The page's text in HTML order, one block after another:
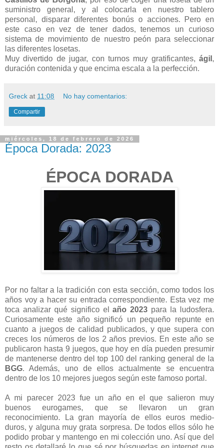
suministro general, y al colocarla en nuestro tablero
personal, disparar diferentes bonús o acciones. Pero en
este caso en vez de tener dados, tenemos un curioso
sistema de movimiento de nuestro peón para seleccionar
las diferentes losetas.
Muy divertido de jugar, con turnos muy gratificantes, ágil ,
duración contenida y que encima escala a la perfección.
Greck at 11:08 No hay comentarios:
Compartir
miércoles, 18 de febrero de 2026
Época Dorada: 2023
ÉPOCA DORADA
Por no faltar a la tradición con esta sección, como todos los
años voy a hacer su entrada correspondiente. Esta vez me
toca analizar qué significo elaño 2023 para la ludosfera.
Curiosamente este año significó un pequeño repunte en
cuanto a juegos de calidad publicados, y que supera con
creces los números de los 2 años previos. En este año se
publicaron hasta 9 juegos, que hoy en día pueden presumir
de mantenerse dentro del top 100 del ranking general de la
BGG. Además, uno de ellos actualmente se encuentra
dentro de los 10 mejores juegos según este famoso portal.
A mi parecer 2023 fue un año en el que salieron muy
buenos eurogames, que se llevaron un gran
reconocimiento. La gran mayoría de ellos euros medio-
duros, y alguna muy grata sorpresa. De todos ellos sólo he
podido probar y mantengo en mi colección uno. Así que del